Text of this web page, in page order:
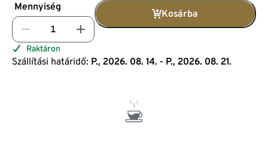
Mennyiség
Kosárba
Raktáron
Szállítási határidő: P., 2026. 08. 14. - P., 2026. 08. 21.